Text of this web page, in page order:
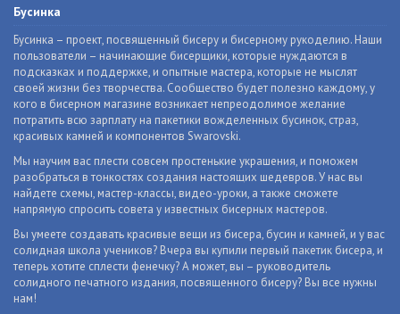
Бусинка
Бусинка – проект, посвященный бисеру и бисерному рукоделию. Наши
пользователи – начинающие бисерщики, которые нуждаются в
подсказках и поддержке, и опытные мастера, которые не мыслят
своей жизни без творчества. Сообщество будет полезно каждому, у
кого в бисерном магазине возникает непреодолимое желание
потратить всю зарплату на пакетики вожделенных бусинок, страз,
красивых камней и компонентов Swarovski.
Мы научим вас плести совсем простенькие украшения, и поможем
разобраться в тонкостях создания настоящих шедевров. У нас вы
найдете схемы, мастер-классы, видео-уроки, а также сможете
напрямую спросить совета у известных бисерных мастеров.
Вы умеете создавать красивые вещи из бисера, бусин и камней, и у вас
солидная школа учеников? Вчера вы купили первый пакетик бисера, и
теперь хотите сплести фенечку? А может, вы – руководитель
солидного печатного издания, посвященного бисеру? Вы все нужны
нам!